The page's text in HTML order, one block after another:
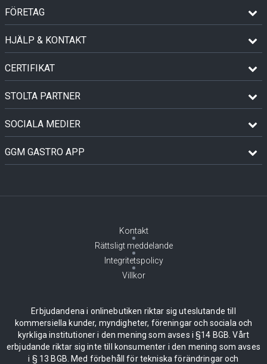
FÖRETAG
HJÄLP & KONTAKT
CERTIFIKAT
STOLTA PARTNER
SOCIALA MEDIER
GGM GASTRO APP
Kontakt
Rättsligt meddelande
Integritetspolicy
Villkor
Erbjudandena i onlinebutiken riktar sig uteslutande till
kommersiella kunder, myndigheter, föreningar och sociala och
kyrkliga institutioner i den mening som avses i §14 BGB. Vårt
erbjudande riktar sig inte till konsumenter i den mening som avses
i § 13 BGB. Med förbehåll för tekniska förändringar och